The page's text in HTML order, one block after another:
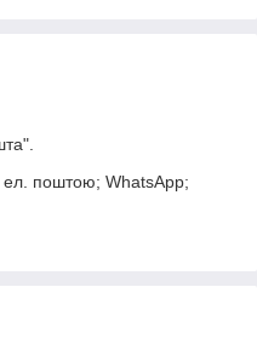
ел. поштою; WhatsApp;